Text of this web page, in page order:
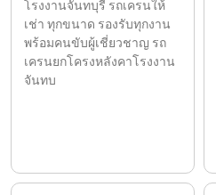
โรงงานจันทบุรี รถเครนให้
เช่า ทุกขนาด รองรับทุกงาน
พร้อมคนขับผู้เชี่ยวชาญ รถ
เครนยกโครงหลังคาโรงงาน
จันทบ